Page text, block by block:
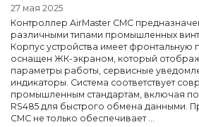
27 мая 2025
Контроллер AirMaster CMC
различными типами промышленных
Корпус устройства имеет фронтальную
оснащен ЖК-экраном, который
параметры работы, сервисные
индикаторы. Система соответствует
промышленным стандартам, включая
RS485 для быстрого обмена данными.
CMC не только обеспечивает ...